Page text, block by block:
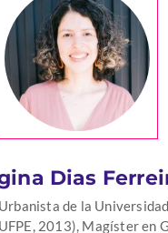
Dias
de la
2013), Magíster en